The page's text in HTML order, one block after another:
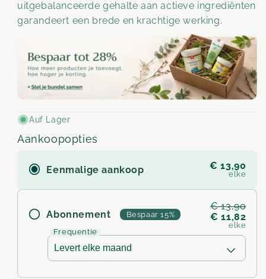
uitgebalanceerde gehalte aan actieve ingrediënten
garandeert een brede en krachtige werking.
Auf Lager
Aankoopopties
Eenmalige aankoop € 13,90
elke
Abonnement Bespaar 15%
€ 13,90
€ 11,82
elke
Frequentie